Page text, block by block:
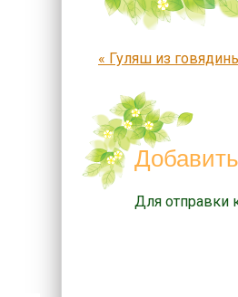
Запись
« Гуляш из
Для отправки